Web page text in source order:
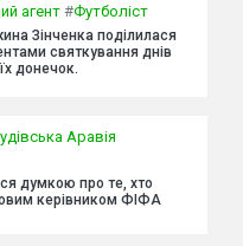
агент#Футболіст
Зінченка поділилася
святкування днів
донечок.
Аравія
думкою про те, хто
керівником ФІФА